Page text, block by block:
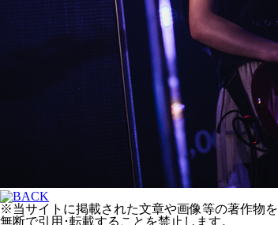
※当サイトに掲載された文章や画像等の著作物を
無断で引用･転載することを禁止します。